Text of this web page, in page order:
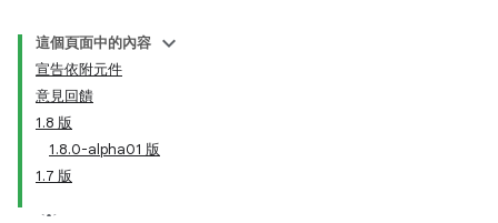
這個頁面中的內容
宣告依附元件
意見回饋
1.8 版
1.8.0-alpha01 版
1.7 版